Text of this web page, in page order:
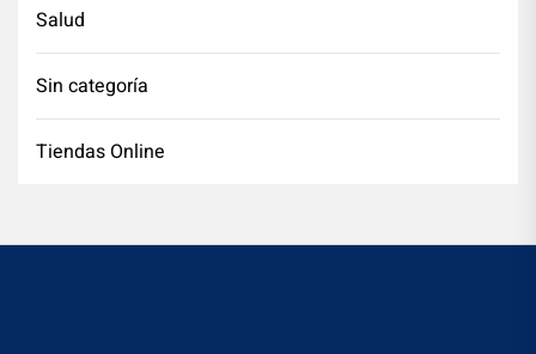
Salud
Sin categoría
Tiendas Online